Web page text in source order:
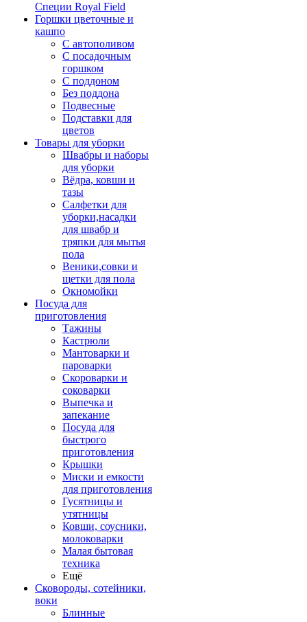
Специи Royal Field
Горшки цветочные и
кашпо
С автополивом
С посадочным
горшком
С поддоном
Без поддона
Подвесные
Подставки для
цветов
Товары для уборки
Швабры и наборы
для уборки
Вёдра, ковши и
тазы
Салфетки для
уборки,насадки
для швабр и
тряпки для мытья
пола
Веники,совки и
щетки для пола
Окномойки
Посуда для
приготовления
Тажины
Кастрюли
Мантоварки и
пароварки
Скороварки и
соковарки
Выпечка и
запекание
Посуда для
быстрого
приготовления
Крышки
Миски и емкости
для приготовления
Гусятницы и
утятницы
Ковши, соусники,
молоковарки
Малая бытовая
техника
Ещё
Сковороды, сотейники,
воки
Блинные